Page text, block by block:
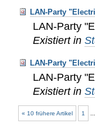
LAN-Party
LAN-Party
Existiert in
LAN-Party
LAN-Party
Existiert in
« 10 frühere Artikel 1